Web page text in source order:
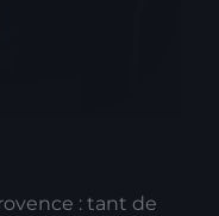
: tant de